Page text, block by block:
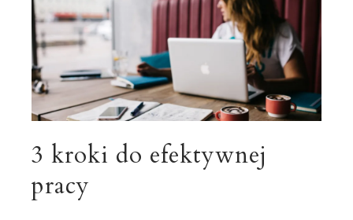
3 kroki do efektywnej
pracy